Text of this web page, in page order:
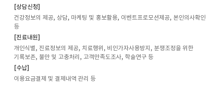
[상담신청]
건강정보의 제공, 상담, 마케팅 및 홍보활용, 이벤트프로모션제공, 본인의사확인
등
[진료내원]
개인식별, 진료정보의 제공, 치료행위, 비인가자사용방지, 분쟁조정을 위한
기록보존, 불만 및 고충처리, 고객만족도조사, 학술연구 등
[수납]
이용요금결제 및 결제내역 관리 등